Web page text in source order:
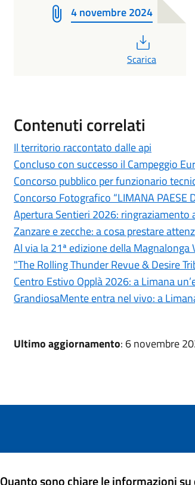
4 novembre 2024
Scarica
Contenuti correlati
Il territorio raccontato dalle api
Concluso con successo il Campeggio
Concorso pubblico per funzionario
Concorso Fotografico “LIMANA PAESE
Apertura Sentieri 2026: ringraziamento
Zanzare e zecche: a cosa prestare
Al via la 21ª edizione della Magnalonga
"The Rolling Thunder Revue & Desire
Centro Estivo Opplà 2026: a Limana
GrandiosaMente entra nel vivo: a
Ultimo aggiornamento: 6 novembre
Quanto sono chiare le informazioni